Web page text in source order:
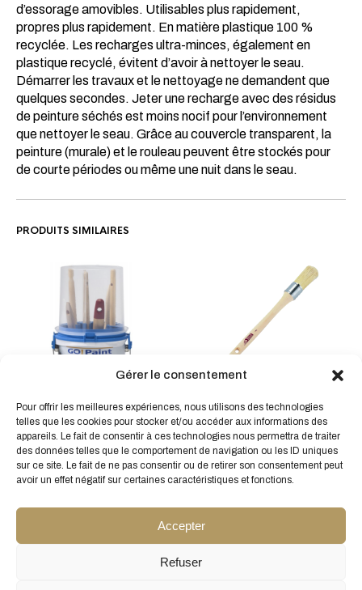
Gérer le consentement
Pour offrir les meilleures expériences, nous utilisons des technologies
telles que les cookies pour stocker et/ou accéder aux informations des
appareils. Le fait de consentir à ces technologies nous permettra de traiter
des données telles que le comportement de navigation ou les ID uniques
sur ce site. Le fait de ne pas consentir ou de retirer son consentement peut
avoir un effet négatif sur certaines caractéristiques et fonctions.
Accepter
Refuser
d’essorage amovibles. Utilisables plus rapidement,
propres plus rapidement. En matière plastique 100 %
recyclée. Les recharges ultra-minces, également en
plastique recyclé, évitent d’avoir à nettoyer le seau.
Démarrer les travaux et le nettoyage ne demandent que
quelques secondes. Jeter une recharge avec des résidus
de peinture séchés est moins nocif pour l’environnement
que nettoyer le seau. Grâce au couvercle transparent, la
peinture (murale) et le rouleau peuvent être stockés pour
de courte périodes ou même une nuit dans le seau.
PRODUITS SIMILAIRES
SYSTEME DE NETTOYAGE
DES PINCEAUX – CLEAN
AND GO
32,40 € HT
6,50€ HT